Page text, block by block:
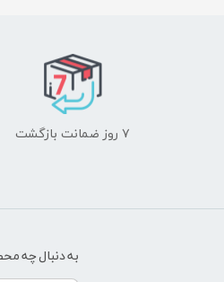
۷ روز ضمانت بازگشت
به دنبال چه